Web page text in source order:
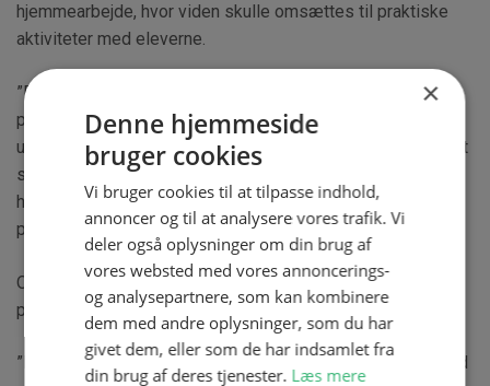
hjemmearbejde, hvor viden skulle omsættes til praktiske
aktiviteter med eleverne.
”Det har især været positivt at møde andre medarbejdere
på tværs af institutionerne, der står med de samme
udfordringer til dagligt. Der har været noget håndgribeligt at
samarbejde om, og det har kunne omsættes direkte til
hverdagen,” fortæller Tanya Buchreitz Løwenstein, der er
projektleder ved FGU Kolding & Vejen.
Og samarbejde er nøgleordet, når projektlederne evaluerer
på projektet.
”Det er svært at måle på effekten nu, men vi kan i hvert fald
×
Denne hjemmeside
bruger cookies
Vi bruger cookies til at tilpasse indhold,
annoncer og til at analysere vores trafik. Vi
deler også oplysninger om din brug af
vores websted med vores annoncerings-
og analysepartnere, som kan kombinere
dem med andre oplysninger, som du har
givet dem, eller som de har indsamlet fra
din brug af deres tjenester. Læs mere